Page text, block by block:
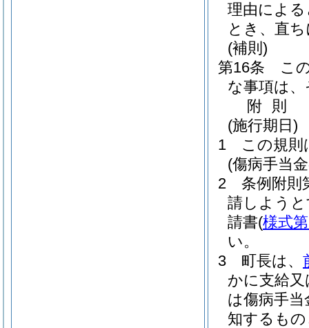
理由によ
とき、直
(補則)
第16条
こ
な事項は
附 則
(施行期日)
1
この規則
(傷病手当
2
条例附則
請しよう
請書(様式
い。
3
町長は、
かに支給
は傷病手
知するも